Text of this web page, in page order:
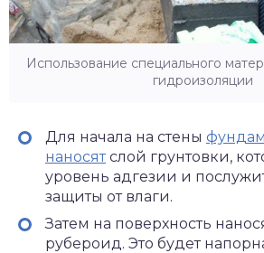
Использование специального
гидроизоляции
Для начала на стены
наносятслой грунтовки,
уровень адгезии и
защиты от влаги.
Затем на поверхность
рубероид. Это будет